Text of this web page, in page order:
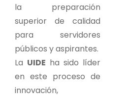
la preparación
superior de calidad
para servidores
públicos y aspirantes.
La UIDE ha sido líder
en este proceso de
innovación,